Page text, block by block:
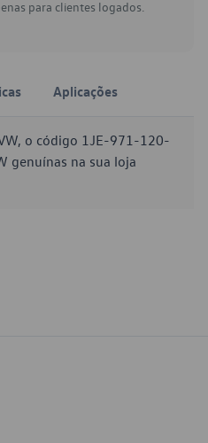
para clientes logados.
Aplicações
o código 1JE-971-120-
genuínas na sua loja